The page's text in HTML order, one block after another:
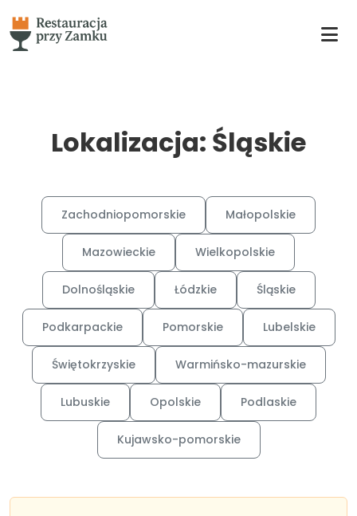
Lokalizacja: Śląskie
Zachodniopomorskie Małopolskie
Mazowieckie Wielkopolskie
Dolnośląskie Łódzkie Śląskie
Podkarpackie Pomorskie Lubelskie
Świętokrzyskie Warmińsko-mazurskie
Lubuskie Opolskie Podlaskie
Kujawsko-pomorskie